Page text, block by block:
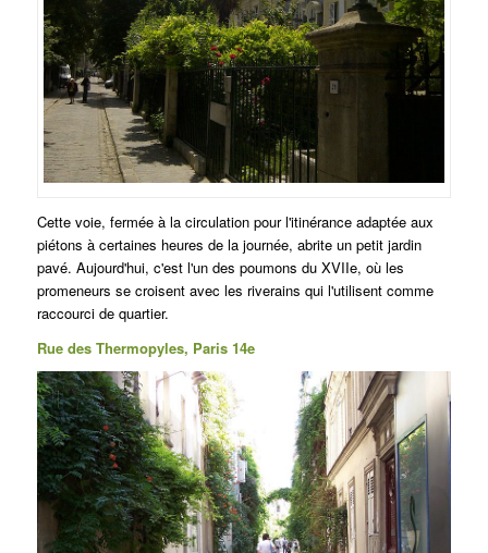
Cette voie, fermée à la circulation pour l'itinérance adaptée aux
piétons à certaines heures de la journée, abrite un petit jardin
pavé. Aujourd'hui, c'est l'un des poumons du XVIIe, où les
promeneurs se croisent avec les riverains qui l'utilisent comme
raccourci de quartier.
Rue des Thermopyles, Paris 14e